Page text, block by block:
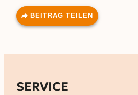
BEITRAG TEILEN
SERVICE